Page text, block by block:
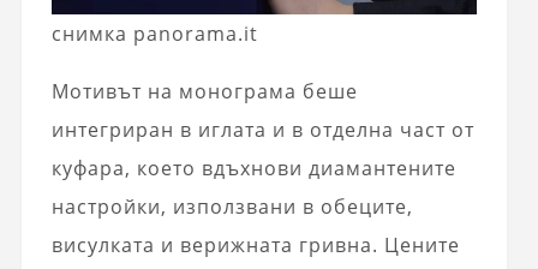
снимка panorama.it
Мотивът на монограма беше
интегриран в иглата и в отделна част от
куфара, което вдъхнови диамантените
настройки, използвани в обеците,
висулката и верижната гривна. Цените